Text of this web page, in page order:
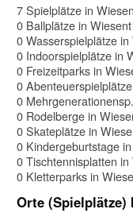
7 Spielplätze in
0 Ballplätze in Wiesent
0 Wasserspielplätze
0 Indoorspielplätze in
0 Freizeitparks in
0
0
0 Rodelberge in
0 Skateplätze in
0 Kindergeburtstage
0 Tischtennisplatten in
0 Kletterparks in
Orte (Spielplätze)